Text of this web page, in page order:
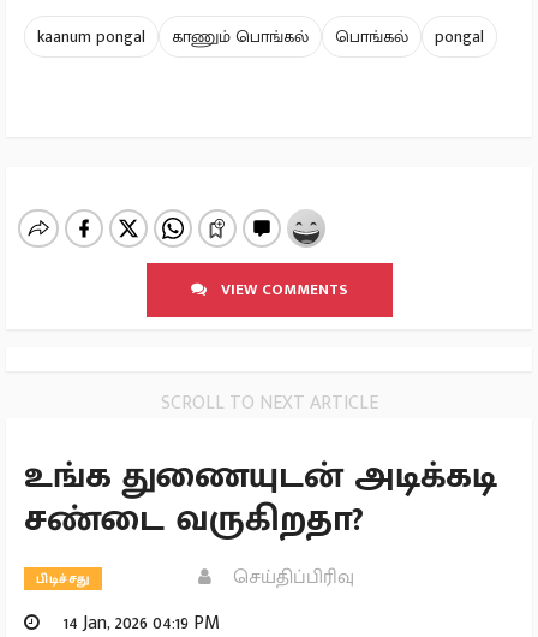
kaanum pongal காணும் பொங்கல் பொங்கல் pongal
VIEW COMMENTS
SCROLL TO NEXT ARTICLE
உங்க துணையுடன் அடிக்கடி
சண்டை வருகிறதா?
பிடிச்சது
செய்திப்பிரிவு
14 Jan, 2026 04:19 PM